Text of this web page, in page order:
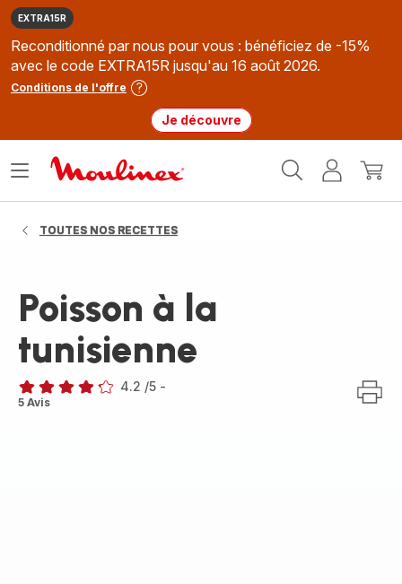
EXTRA15R
Reconditionné par nous pour vous : bénéficiez de -15%
avec le code EXTRA15R jusqu'au 16 août 2026.
Conditions de l'offre
Je découvre
MonMon
Ouvrir
TOUTES NOS RECETTES
Poisson à la
tunisienne
ratings.4.2
4.2 /5 -
5 Avis